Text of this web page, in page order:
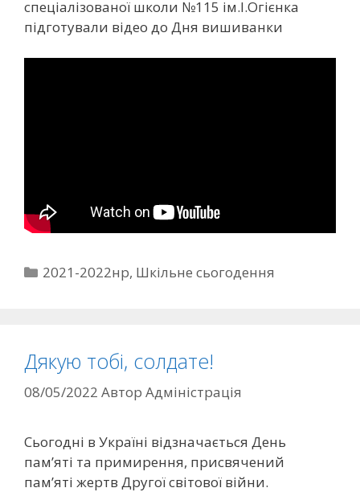
спеціалізованої школи №115 ім.І.Огієнка
підготували відео до Дня вишиванки
2021-2022нр, Шкільне сьогодення
Дякую тобі, солдате!
08/05/2022 Автор Адміністрація
Сьогодні в Україні відзначається День
пам’яті та примирення, присвячений
пам’яті жертв Другої світової війни.